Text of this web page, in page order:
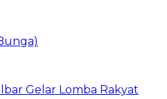
Gelar Lomba Rakyat